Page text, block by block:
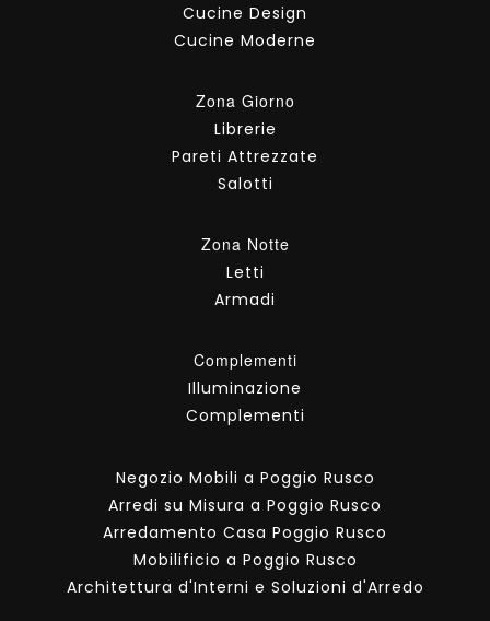
Cucine Design
Cucine Moderne
Zona Giorno
Librerie
Pareti Attrezzate
Salotti
Zona Notte
Letti
Armadi
Complementi
Illuminazione
Complementi
Negozio Mobili a Poggio Rusco
Arredi su Misura a Poggio Rusco
Arredamento Casa Poggio Rusco
Mobilificio a Poggio Rusco
Architettura d'Interni e Soluzioni d'Arredo